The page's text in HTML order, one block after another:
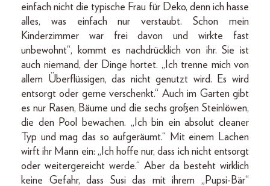
einfach nicht die typische Frau für Deko, denn ich hasse
alles, was einfach nur verstaubt. Schon mein
Kinderzimmer war frei davon und wirkte fast
unbewohnt“, kommt es nachdrücklich von ihr. Sie ist
auch niemand, der Dinge hortet. „Ich trenne mich von
allem Überflüssigen, das nicht genutzt wird. Es wird
entsorgt oder gerne verschenkt.“ Auch im Garten gibt
es nur Rasen, Bäume und die sechs großen Steinlöwen,
die den Pool bewachen. „Ich bin ein absolut cleaner
Typ und mag das so aufgeräumt.“ Mit einem Lachen
wirft ihr Mann ein: „Ich hoffe nur, dass ich nicht entsorgt
oder weitergereicht werde.“ Aber da besteht wirklich
keine Gefahr, dass Susi das mit ihrem „Pupsi-Bär“